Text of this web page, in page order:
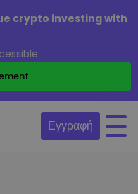
crypto investing with
Εγγραφή